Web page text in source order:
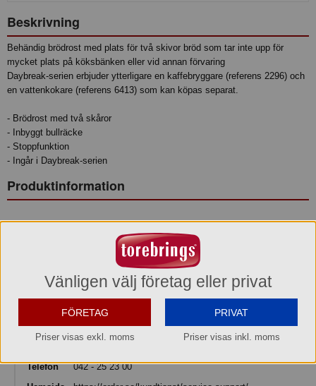
Beskrivning
Behändig brödrost med plats för två skivor bröd som tar inte upp för
mycket plats på köksbänken eller vid annan förvaring
Daybreak-serien erbjuder ytterligare en kaffebryggare (referens 2296) och
en vattenkokare (referens 6413) som kan köpas separat.
- Brödrost med två skåror
- Inbyggt bullräcke
- Stoppfunktion
- Ingår i Daybreak-serien
Produktinformation
Varumärke
OBH Nordica
Konsumentkontakt
Telefon
042 - 25 23 00
Vänligen välj företag eller privat
FÖRETAG
Priser visas exkl. moms
PRIVAT
Priser visas inkl. moms